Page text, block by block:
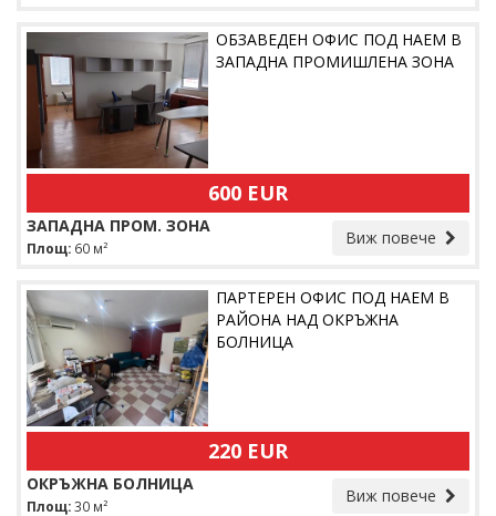
ОБЗАВЕДЕН ОФИС ПОД НАЕМ В
ЗАПАДНА ПРОМИШЛЕНА ЗОНА
600 EUR
Виж повече
ЗАПАДНА ПРОМ. ЗОНА
Площ: 60 м²
ПАРТЕРЕН ОФИС ПОД НАЕМ В
РАЙОНА НАД ОКРЪЖНА
БОЛНИЦА
220 EUR
Виж повече
ОКРЪЖНА БОЛНИЦА
Площ:30 м²